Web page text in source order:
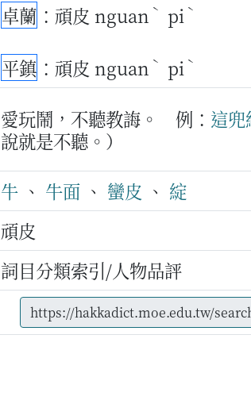
卓蘭 ：頑皮 nguan ˋ pi ˋ
平鎮 ：頑皮 nguan ˋ pi ˋ
愛玩鬧，不聽教誨。 例： 這兜
說就是不聽。）
牛 、 牛面 、 蠻皮 、 綻
頑皮
詞目分類索引/人物品評